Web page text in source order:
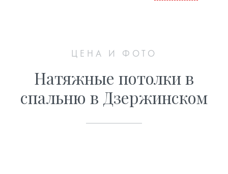
ЦЕНА И ФОТО
Натяжные потолки в
спальню в Дзержинском